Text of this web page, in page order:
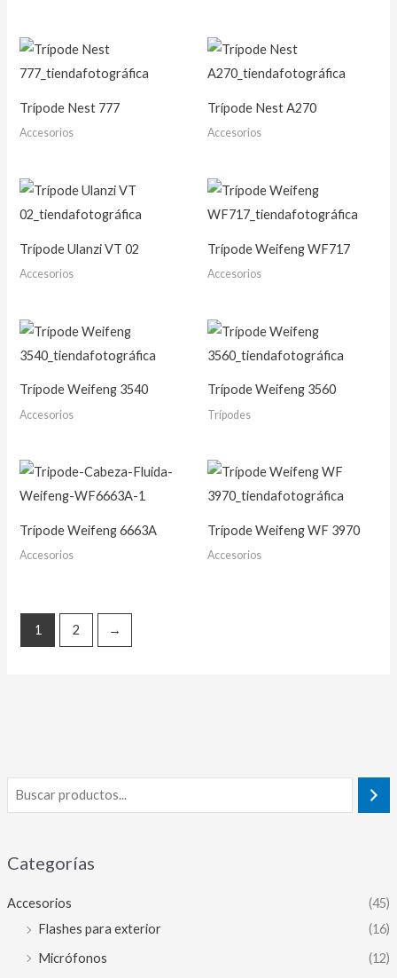
Categorías
Accesorios
(45)
Flashes para exterior
(16)
Micrófonos
(12)
Trípode Nest 777
Accesorios
Trípode Nest A270
Accesorios
Trípode Ulanzi VT 02
Accesorios
Trípode Weifeng WF717
Accesorios
Trípode Weifeng 3540
Accesorios
Trípode Weifeng 3560
Trípodes
Trípode Weifeng 6663A
Accesorios
Trípode Weifeng WF 3970
Accesorios
1 2 →